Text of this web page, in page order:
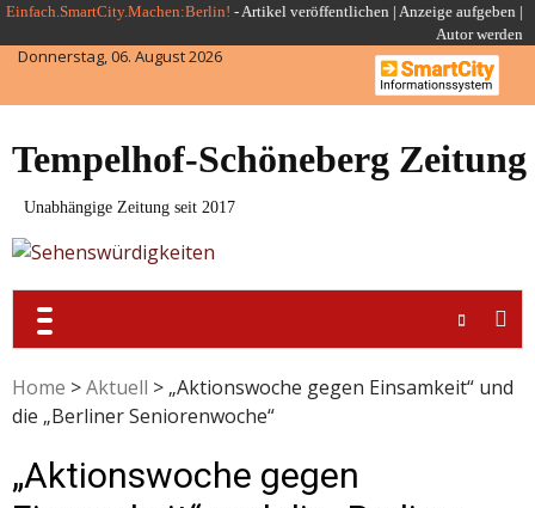
Skip
to
content
Einfach.SmartCity.Machen:Berlin! -Artikel veröffentlichen | Anzeige aufgeben |
Autor werden
Donnerstag, 06. August 2026
Tempelhof-Schöneberg Zeitung
Unabhängige Zeitung seit 2017
Home >Aktuell > „Aktionswoche gegen Einsamkeit“ und
die „Berliner Seniorenwoche“
„Aktionswoche gegen